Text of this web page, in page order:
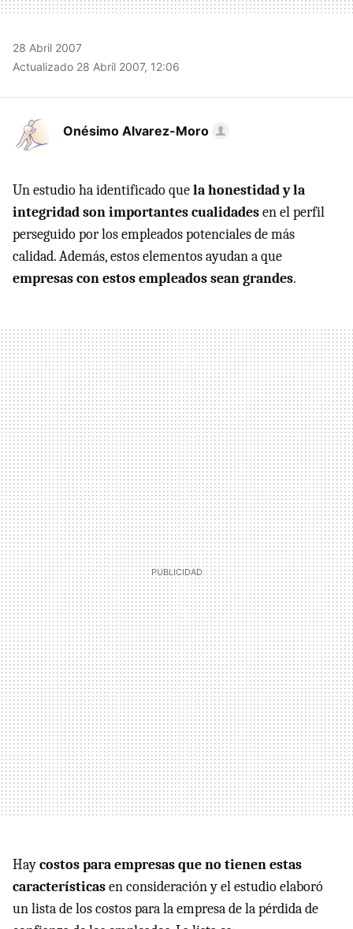
28 Abril 2007
Actualizado 28 Abril 2007, 12:06
Onésimo Alvarez-Moro
Un estudio ha identificado quela honestidad y la
integridad son importantes cualidadesen el perfil
perseguido por los empleados potenciales de más
calidad. Además, estos elementos ayudan a que
empresas con estos empleados sean grandes.
Haycostos para empresas que no tienen estas
característicasen consideración y el estudio elaboró
un lista de los costos para la empresa de la pérdida de